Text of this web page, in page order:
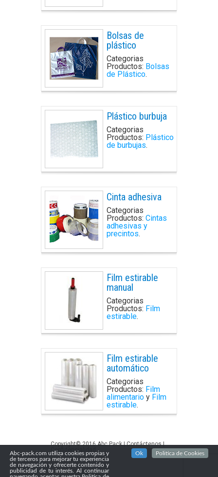
Bolsas de
plástico
Categorias
Productos: Bolsas
de Plástico.
Plástico burbuja
Categorias
Productos: Plástico
de burbujas.
Cinta adhesiva
Categorias
Productos: Cintas
adhesivas y
precintos.
Film estirable
manual
Categorias
Productos: Film
estirable.
Film estirable
automático
Categorias
Productos: Film
alimentario y Film
estirable.
Copyright© 2016Abc Pack|Contáctenos|
Confidencialidad
Abc-pack.com utiliza cookies propias y
de terceros para mejorar tu experiencia
de navegación y ofrecerte contenido y
publicidad de tu interés. Al continuar
Ok Politica de Cookies